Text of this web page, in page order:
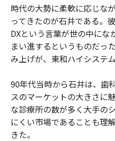
時代の大勢に柔軟に応じな
ってきたのが石井である。
DXという言葉が世の中にな
まい進するというものだっ
み上げが、東和ハイシステ
90年代当時から石井は、歯
スのマーケットの大きさに
な診療所の数が多く大手の
にくい市場であることも理
きた。